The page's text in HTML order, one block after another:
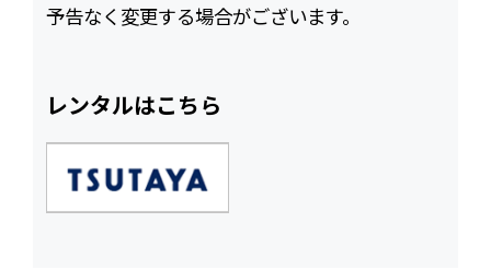
予告なく変更する場合がございます。
レンタルはこちら